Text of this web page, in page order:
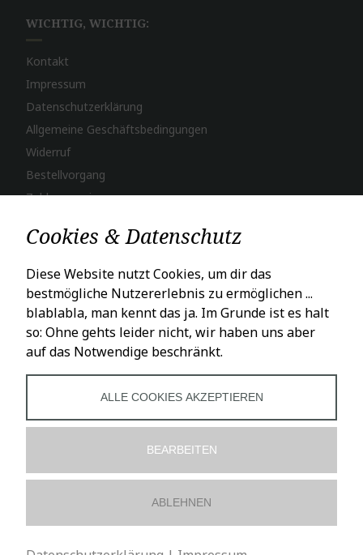
WICHTIG, WICHTIG:
Kontakt
Impressum
Datenschutzerklärung
Allgemeine Geschäftsbedingungen
Widerruf
Bestellvorgang
Zahlungsweisen
LADENÖFFNUNGSZEITEN
Mo – Fr: 10 – 18 Uhr
Sa: 10 – 16 Uhr
Cookies & Datenschutz
Diese Website nutzt Cookies, um dir das
bestmögliche Nutzererlebnis zu ermöglichen ...
blablabla, man kennt das ja. Im Grunde ist es halt
so: Ohne gehts leider nicht, wir haben uns aber
auf das Notwendige beschränkt.
ALLE COOKIES AKZEPTIEREN
BEARBEITEN
ABLEHNEN